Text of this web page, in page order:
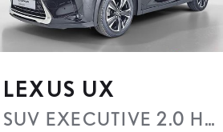
LEXUS UX
SUV EXECUTIVE 2.0